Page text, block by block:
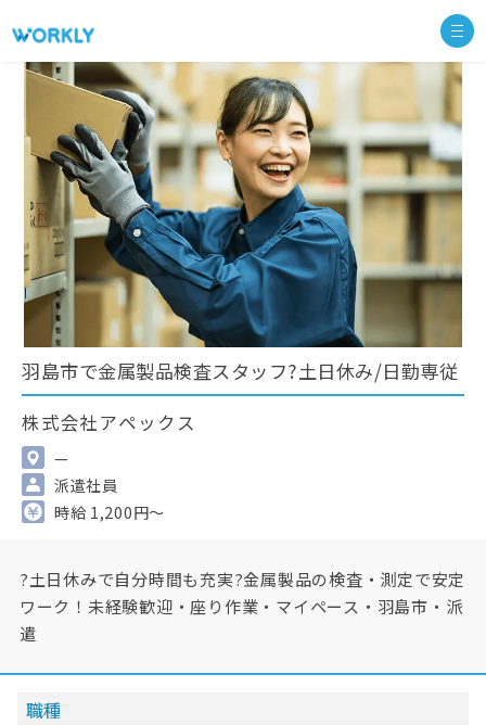
羽島市で金属製品検査スタッフ?土日休み/日勤専従
株式会社アペックス
—
派遣社員
時給 1,200円～
?土日休みで自分時間も充実?金属製品の検査・測定で安定
ワーク！未経験歓迎・座り作業・マイペース・羽島市・派
遣
職種